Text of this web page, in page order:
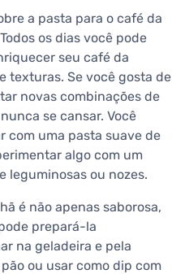
a pasta para o café da
os dias você pode
seu café da
texturas. Se você gosta de
novas combinações de
se cansar. Você
com uma pasta suave de
algo com um
leguminosas ou nozes.
é não apenas saborosa,
prepará-la
na geladeira e pela
ou usar como dip com